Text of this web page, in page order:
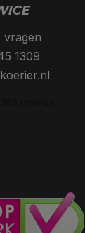
vragen
1309